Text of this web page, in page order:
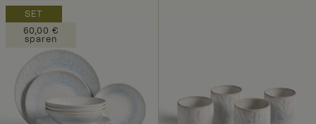
SET
60,00 €
sparen